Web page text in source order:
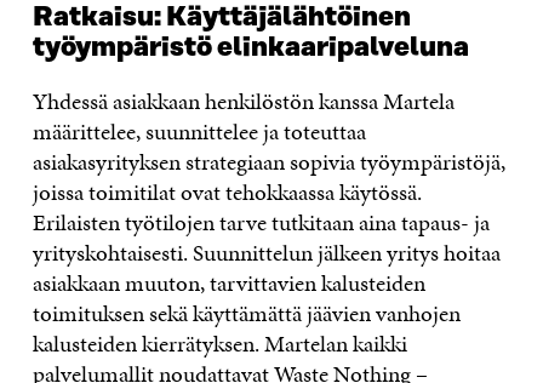
Ratkaisu: Käyttäjälähtöinen
työympäristö elinkaaripalveluna
Yhdessä asiakkaan henkilöstön kanssa Martela
määrittelee, suunnittelee ja toteuttaa
asiakasyrityksen strategiaan sopivia työympäristöjä,
joissa toimitilat ovat tehokkaassa käytössä.
Erilaisten työtilojen tarve tutkitaan aina tapaus- ja
yrityskohtaisesti. Suunnittelun jälkeen yritys hoitaa
asiakkaan muuton, tarvittavien kalusteiden
toimituksen sekä käyttämättä jäävien vanhojen
kalusteiden kierrätyksen. Martelan kaikki
palvelumallit noudattavat Waste Nothing –